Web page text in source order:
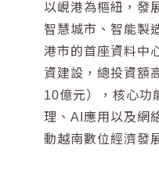
以峴港為樞紐，發
智慧城市、智能製
港市的首座資料中
資建設，總投資額
10億元），核心功
理、AI應用以及網
動越南數位經濟發